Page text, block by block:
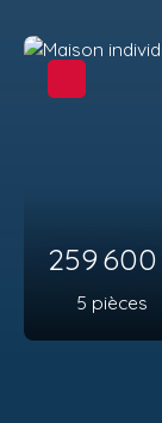
259 600
5 pièces